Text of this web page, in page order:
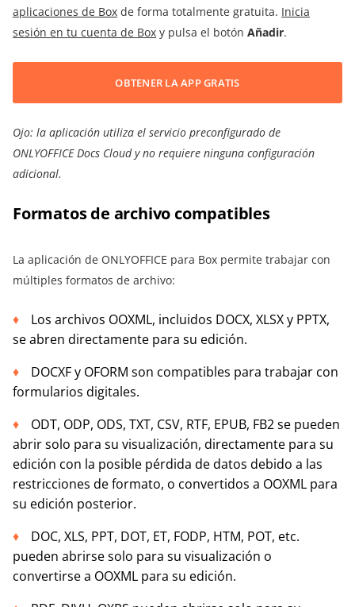
aplicaciones de Box de forma totalmente gratuita. Inicia
sesión en tu cuenta de Box y pulsa el botón Añadir.
OBTENER LA APP GRATIS
Ojo: la aplicación utiliza el servicio preconfigurado de
ONLYOFFICE Docs Cloud y no requiere ninguna configuración
adicional.
Formatos de archivo compatibles
La aplicación de ONLYOFFICE para Box permite trabajar con
múltiples formatos de archivo:
Los archivos OOXML, incluidos DOCX, XLSX y PPTX,
se abren directamente para su edición.
DOCXF y OFORM son compatibles para trabajar con
formularios digitales.
ODT, ODP, ODS, TXT, CSV, RTF, EPUB, FB2 se pueden
abrir solo para su visualización, directamente para su
edición con la posible pérdida de datos debido a las
restricciones de formato, o convertidos a OOXML para
su edición posterior.
DOC, XLS, PPT, DOT, ET, FODP, HTM, POT, etc.
pueden abrirse solo para su visualización o
convertirse a OOXML para su edición.